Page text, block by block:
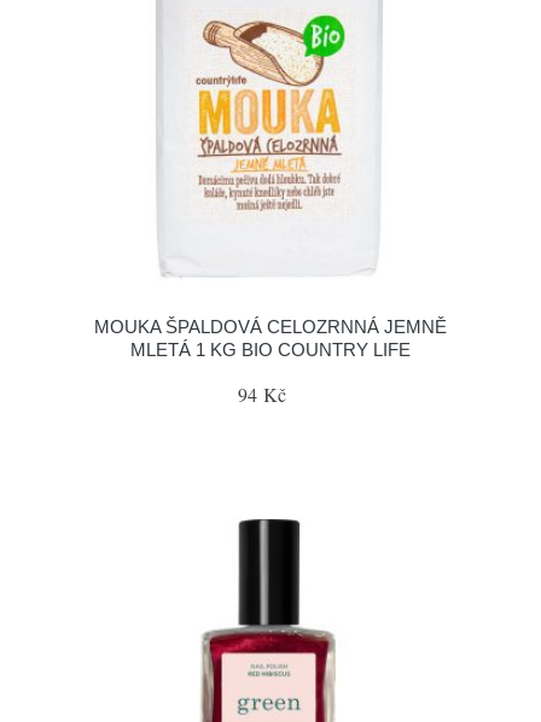
MOUKA ŠPALDOVÁ CELOZRNNÁ JEMNĚ
MLETÁ 1 KG BIO COUNTRY LIFE
94 Kč